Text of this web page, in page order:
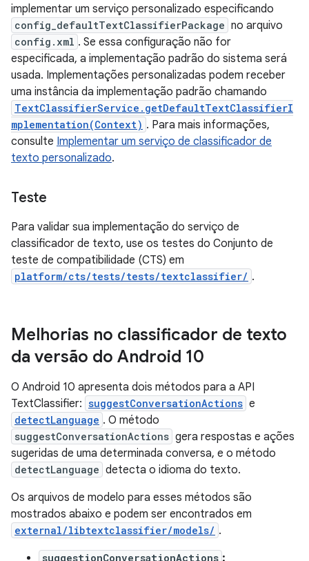
implementar um serviço personalizado especificando
config_defaultTextClassifierPackage no arquivo
config.xml . Se essa configuração não for
especificada, a implementação padrão do sistema será
usada. Implementações personalizadas podem receber
uma instância da implementação padrão chamando
TextClassifierService.getDefaultTextClassifierI
mplementation(Context) . Para mais informações,
consulte Implementar um serviço de classificador de
texto personalizado.
Teste
Para validar sua implementação do serviço de
classificador de texto, use os testes do Conjunto de
teste de compatibilidade (CTS) em
platform/cts/tests/tests/textclassifier/ .
Melhorias no classificador de texto
da versão do Android 10
O Android 10 apresenta dois métodos para a API
TextClassifier: suggestConversationActions e
detectLanguage . O método
suggestConversationActions gera respostas e ações
sugeridas de uma determinada conversa, e o método
detectLanguage detecta o idioma do texto.
Os arquivos de modelo para esses métodos são
mostrados abaixo e podem ser encontrados em
external/libtextclassifier/models/ .
suggestionConversationActions :